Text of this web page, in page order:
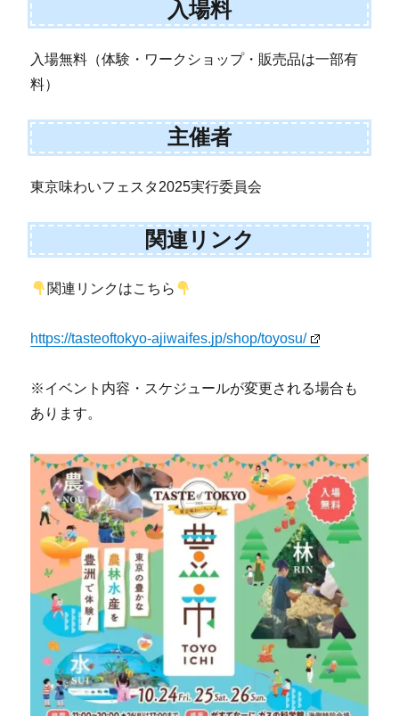
入場料
入場無料（体験・ワークショップ・販売品は一部有
料）
主催者
東京味わいフェスタ2025実行委員会
関連リンク
関連リンクはこちら
https://tasteoftokyo-ajiwaifes.jp/shop/toyosu/
※イベント内容・スケジュールが変更される場合も
あります。